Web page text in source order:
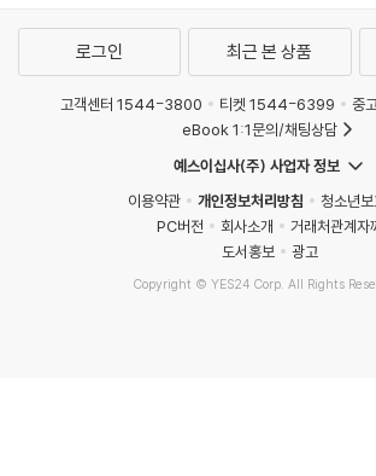
로그인 최근 본 상품
고객센터 1544-3800 티켓 1544-6399
중
eBook 1:1문의/채팅상담
예스이십사(주) 사업자 정보
이용약관
개인정보처리방침
청소년
PC버전
회사소개
거래처관계자
도서홍보
광고
Copyright © YES24 Corp. All Rights